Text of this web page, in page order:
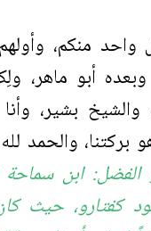
واحد منكم،
أبو ماهر،
بشير،
بركتنا، والحمد
الفضل: ابن
كفتارو، حيث